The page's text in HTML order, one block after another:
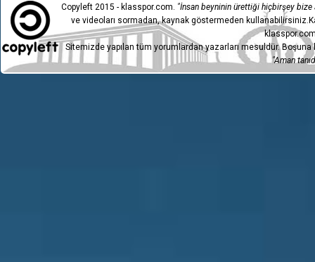
Copyleft 2015 - klasspor.com. "İnsan beyninin ürettiği hiçbirşey bize
ve videoları sormadan, kaynak göstermeden
Sitemizde yapılan tüm yorumlardan yazarları mesuldür.
"Aman